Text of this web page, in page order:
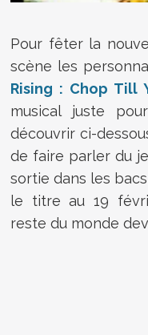
Pour fêter la
scène les
Rising : Chop Till
musical juste
découvrir ci-
de faire parler du
sortie dans les
le titre au 19
reste du monde